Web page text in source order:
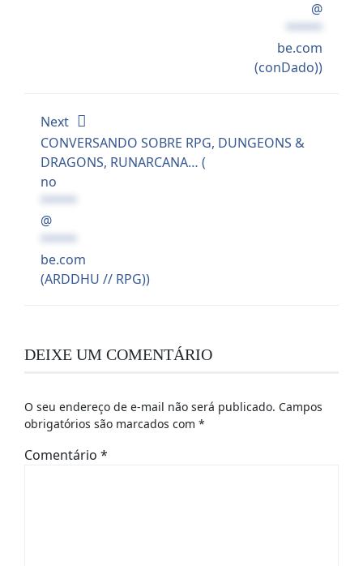
@
*****
be.com
(conDado))
Next
CONVERSANDO SOBRE RPG, DUNGEONS &
DRAGONS, RUNARCANA… (
no
*****
@
*****
be.com
(ARDDHU // RPG))
DEIXE UM COMENTÁRIO
O seu endereço de e-mail não será publicado. Campos
obrigatórios são marcados com *
Comentário *